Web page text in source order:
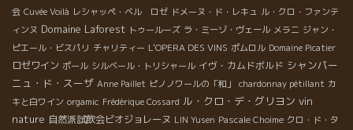
ジャージュしてる・・・。 もちろん圧搾機は止めているのです
が、なんだかナチュラルにすごいことをしていて、はじめてみた
光景に衝撃を受けました。 レミさんご本人も、タトゥーがいっぱ
いで筋肉ムキムキな、ワイルドな方。 一方ワインは軽く微発砲の
残る軽快な白、赤もピノ・ノワールのようなタンニンが感じられ
るブルイィBrouillyなど、果実味・旨みが感じられついつい飲みす
ぎていそうでした。 彼のワインが大好きというイギリスのワイン
会 Cuvée Voilà レシャッペ・ベル ロゼ ドメーヌ・ド・レキュ ル・クロ・ファンテ
ィンヌ Domaine Laforest トゥールーズ ラ・ミーゾ・ヴェール メラニ ジャン・
ピエール・ビスパリ チャリティー L'OPERA DES VINS ポムロル Domaine Picatier
ロゼワイン ポール シルベール・トリシャール イヴ・カムドボルド シャンパー
ニュ・ド・スーザ Anne Paillet ピノノワールの「和」 chardonnay pétillant カ
キと白ワイン orgamic Frédérique Cossard ル・クロ・デ・グリヨン vin
nature 自然派試飲会ビオジョレーヌ LIN Yusen Pascale Choime クロ・ド・タ